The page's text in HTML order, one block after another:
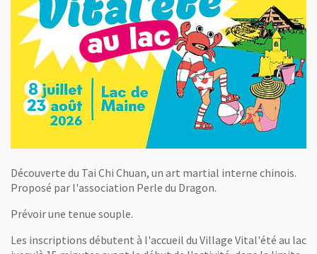
Découverte du Tai Chi Chuan, un art martial interne chinois.
Proposé par l'association Perle du Dragon.
Prévoir une tenue souple.
Les inscriptions débutent à l'accueil du Village Vital'été au lac